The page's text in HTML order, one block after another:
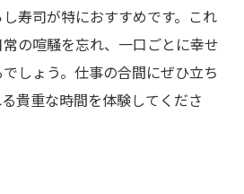
寿司が特におすすめです。これ
の喧騒を忘れ、一口ごとに幸せ
しょう。仕事の合間にぜひ立ち
貴重な時間を体験してくださ